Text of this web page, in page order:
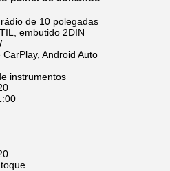
de 10 polegadas
embutido 2DIN
CarPlay, Android Auto
instrumentos